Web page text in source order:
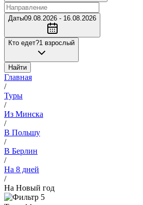
Даты09.08.2026 - 16.08.2026
Кто едет?1 взрослый
Найти
Главная
/
Туры
/
Из Минска
/
В Польшу
/
В Берлин
/
На 8 дней
/
На Новый год
5